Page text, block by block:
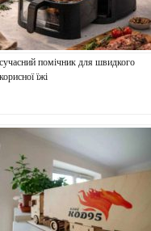
помічник для швидкого
їжі